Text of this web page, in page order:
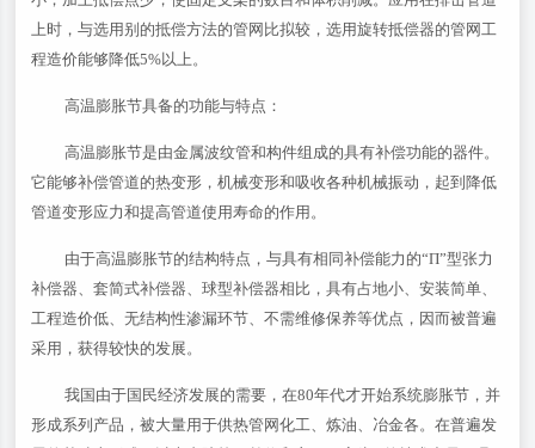
上时，与选用别的抵偿方法的管网比拟较，选用旋转抵偿器的管网工
程造价能够降低5%以上。
高温膨胀节具备的功能与特点：
高温膨胀节是由金属波纹管和构件组成的具有补偿功能的器件。
它能够补偿管道的热变形，机械变形和吸收各种机械振动，起到降低
管道变形应力和提高管道使用寿命的作用。
由于高温膨胀节的结构特点，与具有相同补偿能力的“Π”型张力
补偿器、套简式补偿器、球型补偿器相比，具有占地小、安装简单、
工程造价低、无结构性渗漏环节、不需维修保养等优点，因而被普遍
采用，获得较快的发展。
我国由于国民经济发展的需要，在80年代才开始系统膨胀节，并
形成系列产品，被大量用于供热管网化工、炼油、冶金各。在普遍发